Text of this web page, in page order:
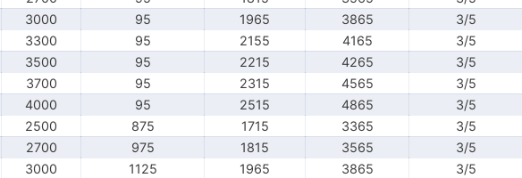
3000 95 1965 3865 3/5
3300 95 2155 4165 3/5
3500 95 2215 4265 3/5
3700 95 2315 4565 3/5
4000 95 2515 4865 3/5
2500 875 1715 3365 3/5
2700 975 1815 3565 3/5
3000 1125 1965 3865 3/5